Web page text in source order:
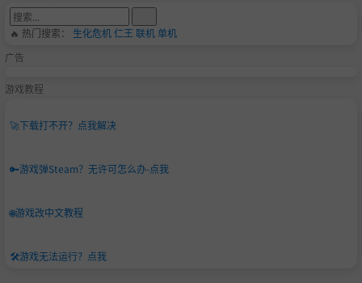
🔥 热门搜索： 生化危机仁王 联机单机
广告
游戏教程
🚀下载打不开？点我解决
🔑游戏弹Steam？无许可怎么办-点我
🌐游戏改中文教程
🛠️游戏无法运行？点我